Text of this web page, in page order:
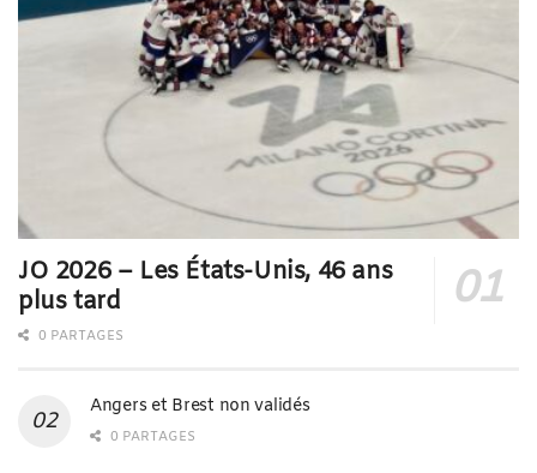
JO 2026 – Les États-Unis, 46 ans
plus tard
0 PARTAGES
Angers et Brest non validés
0 PARTAGES